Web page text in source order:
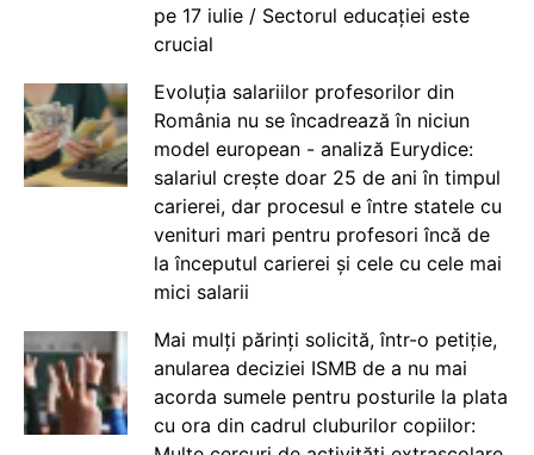
pe 17 iulie / Sectorul educației este
crucial
Evoluția salariilor profesorilor din
România nu se încadrează în niciun
model european - analiză Eurydice:
salariul crește doar 25 de ani în timpul
carierei, dar procesul e între statele cu
venituri mari pentru profesori încă de
la începutul carierei și cele cu cele mai
mici salarii
Mai mulți părinți solicită, într-o petiție,
anularea deciziei ISMB de a nu mai
acorda sumele pentru posturile la plata
cu ora din cadrul cluburilor copiilor: